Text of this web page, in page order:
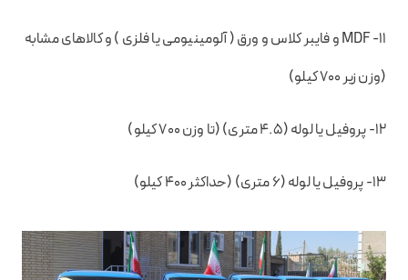
۱۱- MDF و فایبر کلاس و ورق ( آلومینیومی یا فلزی ) و کالاهای مشابه
(وزن زیر ۷۰۰ کیلو)
۱۲- پروفیل یا لوله (۴.۵ متری) (تا وزن ۷۰۰ کیلو)
۱۳- پروفیل یا لوله (۶ متری) (حداکثر ۴۰۰ کیلو)